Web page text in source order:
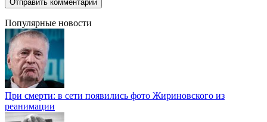
Популярные новости
При смерти: в сети появились фото Жириновского из
реанимации